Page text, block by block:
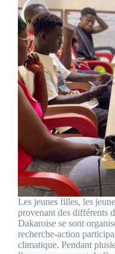
Les jeunes filles, les
provenant des différents
Dakaroise se sont
recherche-action
climatique. Pendant